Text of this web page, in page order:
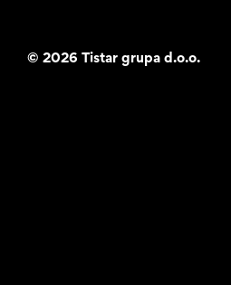
© 2026 Tistar grupa d.o.o.